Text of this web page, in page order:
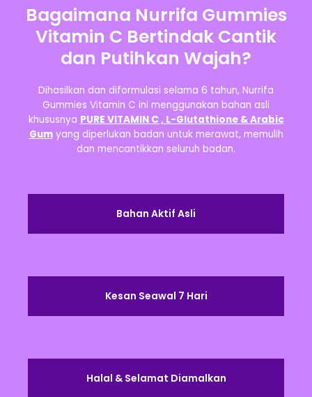
Bagaimana Nurrifa Gummies
Vitamin C Bertindak Cantik
dan Putihkan Wajah?
Dihasilkan dan diformulasi selama 6 tahun, Nurrifa
Gummies Vitamin C ini menggunakan bahan asli
khususnya PURE VITAMIN C , L-Glutathione & Arabic
Gumyang diperlukan badan untuk merawat, memulih
dan mencantikkan seluruh badan.
Bahan Aktif Asli
Kesan Seawal 7 Hari
Halal & Selamat Diamalkan